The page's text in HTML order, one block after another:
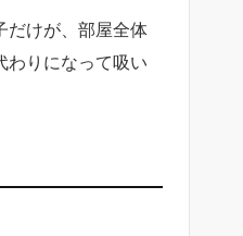
だけが、部屋全体
わりになって吸い